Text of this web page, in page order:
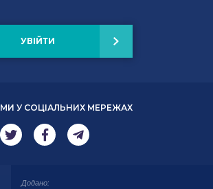
УВІЙТИ
МИ У СОЦІАЛЬНИХ МЕРЕЖАХ
Додано: